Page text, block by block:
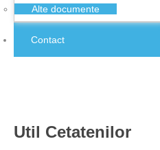
Alte documente
Contact
Util Cetatenilor